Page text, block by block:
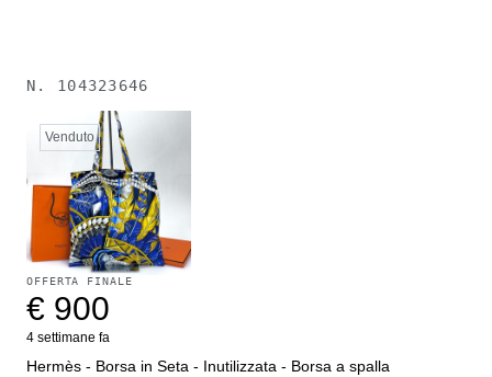
N. 104323646
Venduto
OFFERTA FINALE
€ 900
4 settimane fa
Hermès - Borsa in Seta - Inutilizzata - Borsa a spalla